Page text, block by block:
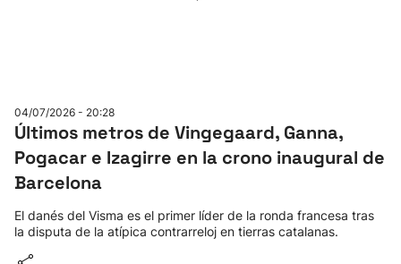
04/07/2026 - 20:28
Últimos metros de Vingegaard, Ganna,
Pogacar e Izagirre en la crono inaugural de
Barcelona
El danés del Visma es el primer líder de la ronda francesa tras
la disputa de la atípica contrarreloj en tierras catalanas.